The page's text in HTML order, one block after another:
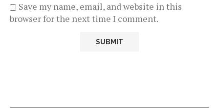
Save my name, email, and website in this
browser for the next time I comment.